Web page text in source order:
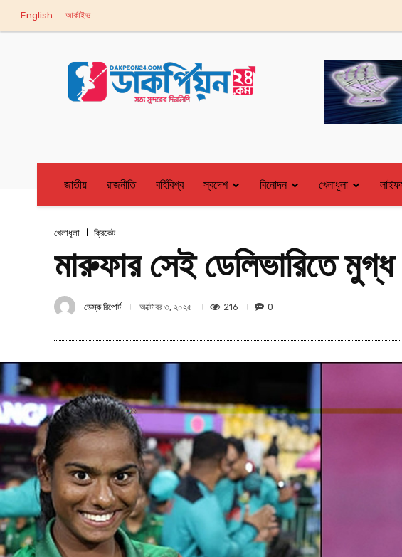
English আর্কাইভ
জাতীয় রাজনীতি বর্হিবিশ্ব স্বদেশ বিনোদন খেলাধূলা
খেলাধূলা ক্রিকেট
মারুফার সেই ডেলিভারিতে মুগ্ধ
ডেস্ক রিপোর্ট অক্টোবর ৩, ২০২৫ 216 0